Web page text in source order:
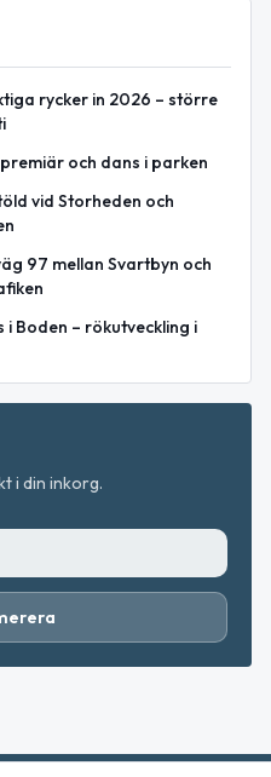
rycker in 2026 – större
och dans i parken
vid Storheden och
97 mellan Svartbyn och
Boden – rökutveckling i
i din inkorg.